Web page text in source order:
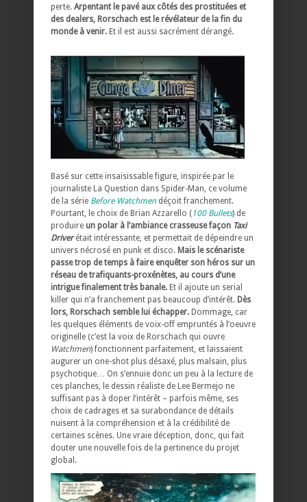
perte. Arpentant le pavé aux côtés des prostituées et
des dealers, Rorschach est le révélateur de la fin du
monde à venir. Et il est aussi sacrément dérangé.
Basé sur cette insaisissable figure, inspirée par le
journaliste La Question dans Spider-Man, ce volume
de la série Before Watchmendéçoit franchement.
Pourtant, le choix de Brian Azzarello ( 100 Bullets) de
produire un polar à l’ambiance crasseuse façon Taxi
Driverétait intéressante, et permettait de dépeindre un
univers nécrosé en punk et disco. Mais le scénariste
passe trop de temps à faire enquêter son héros sur un
réseau de trafiquants-proxénètes, au cours d’une
intrigue finalement très banale. Et il ajoute un serial
killer qui n’a franchement pas beaucoup d’intérêt. Dès
lors, Rorschach semble lui échapper. Dommage, car
les quelques éléments de voix-off empruntés à l’oeuvre
originelle (c’est la voix de Rorschach qui ouvre
Watchmen) fonctionnent parfaitement, et laissaient
augurer un one-shot plus désaxé, plus malsain, plus
psychotique… On s’ennuie donc un peu à la lecture de
ces planches, le dessin réaliste de Lee Bermejo ne
suffisant pas à doper l’intérêt – parfois même, ses
choix de cadrages et sa surabondance de détails
nuisent à la compréhension et à la crédibilité de
certaines scènes. Une vraie déception, donc, qui fait
douter une nouvelle fois de la pertinence du projet
global.